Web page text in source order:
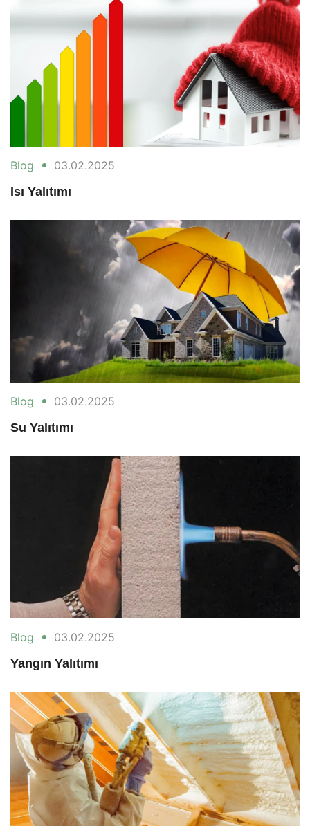
Blog
03.02.2025
Isı Yalıtımı
Blog
03.02.2025
Su Yalıtımı
Blog
03.02.2025
Yangın Yalıtımı